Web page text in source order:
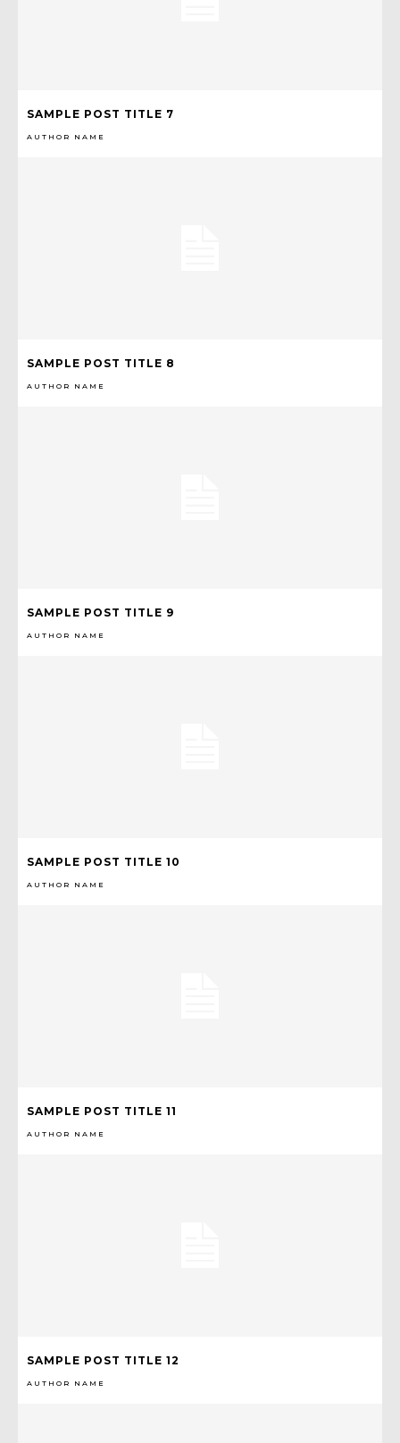
SAMPLE POST TITLE 7
AUTHOR NAME
SAMPLE POST TITLE 8
AUTHOR NAME
SAMPLE POST TITLE 9
AUTHOR NAME
SAMPLE POST TITLE 10
AUTHOR NAME
SAMPLE POST TITLE 11
AUTHOR NAME
SAMPLE POST TITLE 12
AUTHOR NAME